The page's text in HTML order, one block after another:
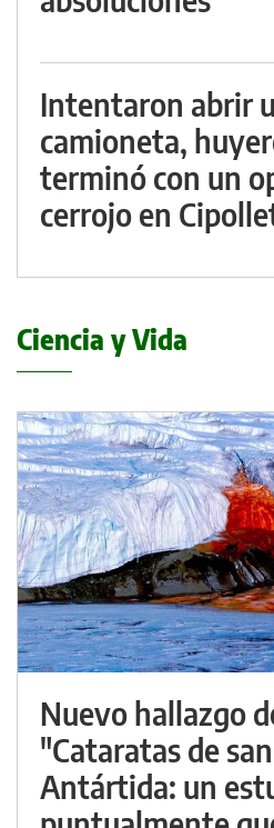
Intentaron abrir
camioneta,
terminó con un
cerrojo en
Ciencia y Vida
Nuevo hallazgo
"Cataratas de
Antártida: un